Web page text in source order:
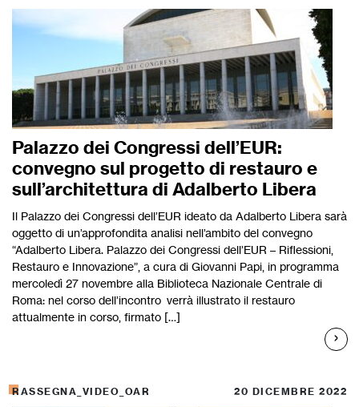
Palazzo dei Congressi dell’EUR:
convegno sul progetto di restauro e
sull’architettura di Adalberto Libera
Il Palazzo dei Congressi dell’EUR ideato da Adalberto Libera sarà
oggetto di un’approfondita analisi nell’ambito del convegno
“Adalberto Libera. Palazzo dei Congressi dell’EUR – Riflessioni,
Restauro e Innovazione”, a cura di Giovanni Papi, in programma
mercoledì 27 novembre alla Biblioteca Nazionale Centrale di
Roma: nel corso dell’incontro verrà illustrato il restauro
attualmente in corso, firmato […]
RASSEGNA_VIDEO_OAR 20 DICEMBRE 2022